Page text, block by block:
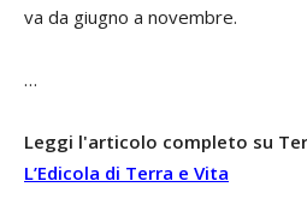
va da giugno a novembre.
…
Leggi l'articolo completo su
L’Edicola di Terra e Vita